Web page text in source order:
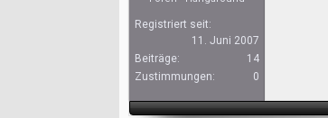
Registriert seit:
11. Juni 2007
Beiträge:
14
Zustimmungen:
0